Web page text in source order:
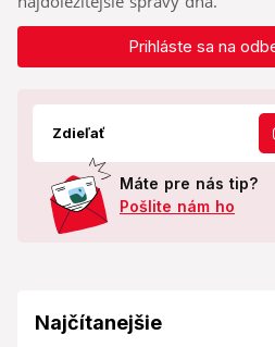
Prihláste sa na
Zdieľať
Máte pre nás tip?
Pošlite nám ho
Najčítanejšie